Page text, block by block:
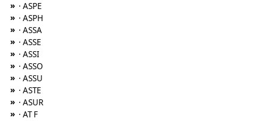
» · ASPE
» · ASPH
» · ASSA
» · ASSE
» · ASSI
» · ASSO
» · ASSU
» · ASTE
» · ASUR
» · AT F